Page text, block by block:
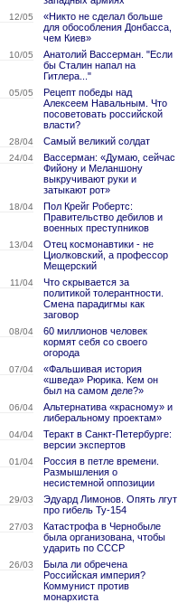
12/05
«Никто не сделал больше
для обособления Донбасса,
чем Киев»
10/05
Анатолий Вассерман. "Если
бы Сталин напал на
Гитлера..."
05/05
Рецепт победы над
Алексеем Навальным. Что
посоветовать российской
власти?
28/04 Самый великий солдат
24/04
Вассерман: «Думаю, сейчас
Фийону и Меланшону
выкручивают руки и
затыкают рот»
18/04
Пол Крейг Робертс:
Правительство дебилов и
военных преступников
13/04
Отец космонавтики - не
Циолковский, а профессор
Мещерский
11/04
Что скрывается за
политикой толерантности.
Смена парадигмы как
заговор
08/04
60 миллионов человек
кормят себя со своего
огорода
07/04
«Фальшивая история
«шведа» Рюрика. Кем он
был на самом деле?»
06/04
Альтернатива «красному» и
либеральному проектам»
04/04
Теракт в Санкт-Петербурге:
версии экспертов
01/04
Россия в петле времени.
Размышления о
несистемной оппозиции
29/03
Эдуард Лимонов. Опять лгут
про гибель Ту-154
27/03
Катастрофа в Чернобыле
была организована, чтобы
ударить по СССР
26/03
Была ли обречена
Российская империя?
Коммунист против
монархиста